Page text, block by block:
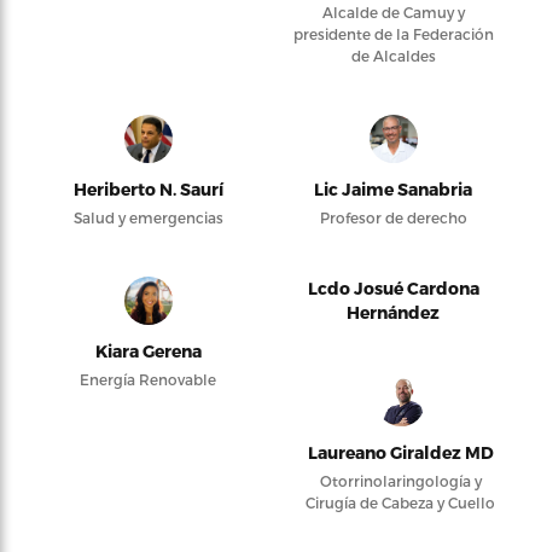
Alcalde de Camuy y
presidente de la Federación
de Alcaldes
Heriberto N. Saurí
Salud y emergencias
Lic Jaime Sanabria
Profesor de derecho
Kiara Gerena
Energía Renovable
Lcdo Josué Cardona
Hernández
Laureano Giraldez MD
Otorrinolaringología y
Cirugía de Cabeza y Cuello